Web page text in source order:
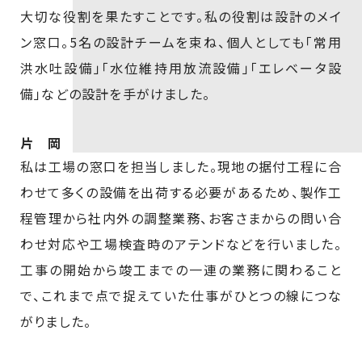
大切な役割を果たすことです。私の役割は設計のメイ
ン窓口。5名の設計チームを束ね、個人としても「常用
洪水吐設備」「水位維持用放流設備」「エレベータ設
備」などの設計を手がけました。
片 岡
私は工場の窓口を担当しました。現地の据付工程に合
わせて多くの設備を出荷する必要があるため、製作工
程管理から社内外の調整業務、お客さまからの問い合
わせ対応や工場検査時のアテンドなどを行いました。
工事の開始から竣工までの一連の業務に関わること
で、これまで点で捉えていた仕事がひとつの線につな
がりました。